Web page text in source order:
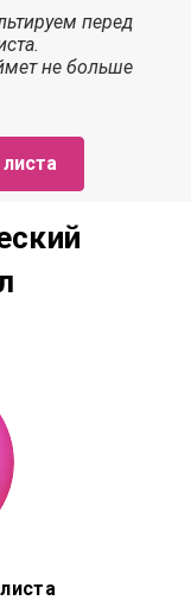
перед
не больше